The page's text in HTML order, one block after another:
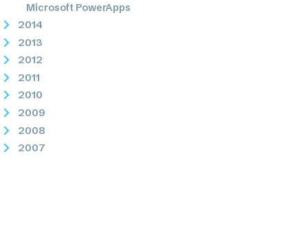
Microsoft PowerApps
2014
2013
2012
2011
2010
2009
2008
2007